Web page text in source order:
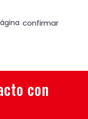
confirmar
con